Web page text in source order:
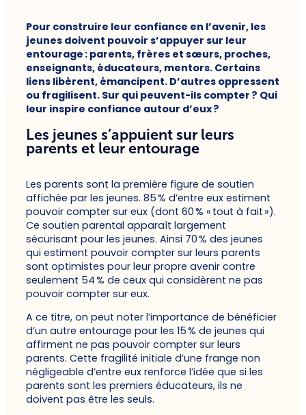
Pour construire leur confiance en l’avenir, les
jeunes doivent pouvoir s’appuyer sur leur
entourage : parents, frères et sœurs, proches,
enseignants, éducateurs, mentors. Certains
liens libèrent, émancipent. D’autres oppressent
ou fragilisent. Sur qui peuvent-ils compter ? Qui
leur inspire confiance autour d’eux ?
Les jeunes s’appuient sur leurs
parents et leur entourage
Les parents sont la première figure de soutien
affichée par les jeunes. 85 % d’entre eux estiment
pouvoir compter sur eux (dont 60 % « tout à fait »).
Ce soutien parental apparaît largement
sécurisant pour les jeunes. Ainsi 70 % des jeunes
qui estiment pouvoir compter sur leurs parents
sont optimistes pour leur propre avenir contre
seulement 54 % de ceux qui considèrent ne pas
pouvoir compter sur eux.
A ce titre, on peut noter l’importance de bénéficier
d’un autre entourage pour les 15 % de jeunes qui
affirment ne pas pouvoir compter sur leurs
parents. Cette fragilité initiale d’une frange non
négligeable d’entre eux renforce l’idée que si les
parents sont les premiers éducateurs, ils ne
doivent pas être les seuls.